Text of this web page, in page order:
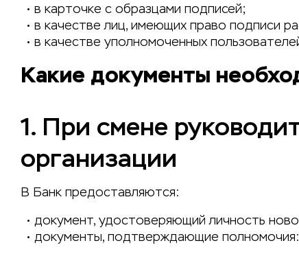
в карточке с образцами подписей;
в качестве лиц, имеющих право подписи
в качестве уполномоченных
Какие документы
1. При смене
организации
В Банк предоставляются:
документ, удостоверяющий личность
документы, подтверждающие полномочия: